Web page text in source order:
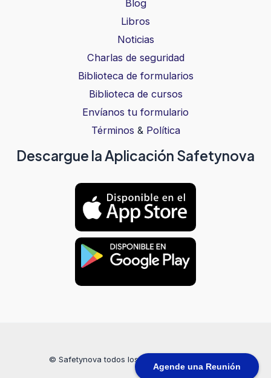
Agende una Reunión
Blog
Libros
Noticias
Charlas de seguridad
Biblioteca de formularios
Biblioteca de cursos
Envíanos tu formulario
Términos & Política
Descargue la Aplicación Safetynova
© Safetynova todos los derechos reservados